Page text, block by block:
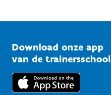
Bedrijven
Trainers en begeleiders
Vlaamse Trainersschool
Kennisplatform
Downloads
Voor de pers
Download onze app
van de trainersschool